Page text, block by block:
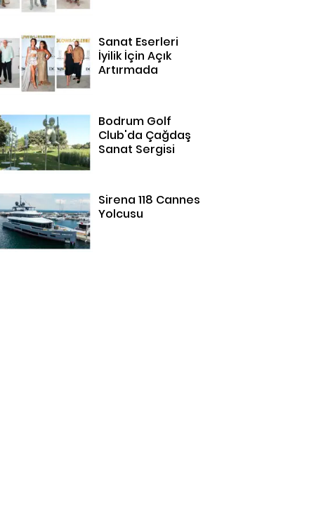
Sanat Eserleri
İyilik İçin Açık
Artırmada
Bodrum Golf
Club'da Çağdaş
Sanat Sergisi
Sirena 118 Cannes
Yolcusu